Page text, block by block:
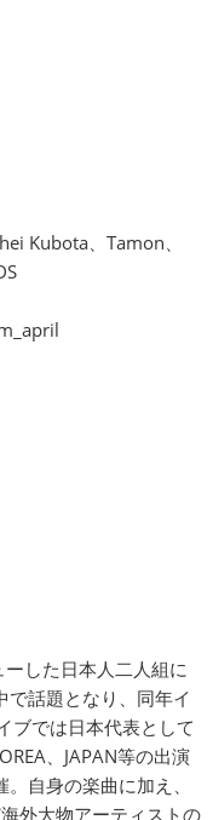
Kubota、Tamon、
した日本人二人組に
で話題となり、同年イ
ブでは日本代表として
、JAPAN等の出演
自身の楽曲に加え、
外大物アーティストの